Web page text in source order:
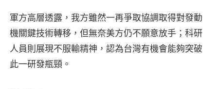
軍方高層透露，我方雖然一再爭取協調取得對發動
機關鍵技術轉移，但無奈美方仍不願意放手；科研
人員則展現不服輸精神，認為台灣有機會能夠突破
此一研發瓶頸。